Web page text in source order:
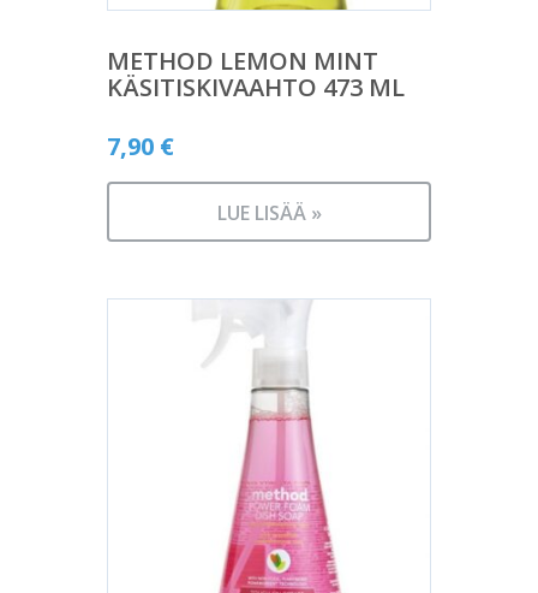
METHOD LEMON MINT
KÄSITISKIVAAHTO 473 ML
7,90 €
LUE LISÄÄ »